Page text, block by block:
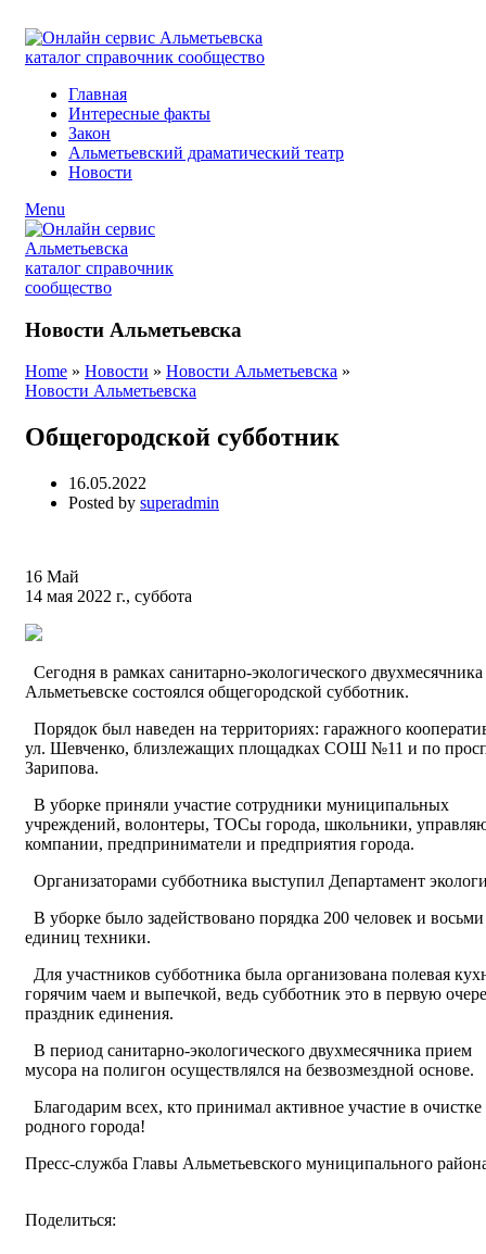
Главная
Интересные факты
Закон
Альметьевский драматический театр
Новости
Menu
Новости Альметьевска
Home » Новости » Новости Альметьевска »
Новости Альметьевска
Общегородской субботник
16.05.2022
Posted by superadmin
16 Май
14 мая 2022 г., суббота
Сегодня в рамках санитарно-экологического двухмесячника
Альметьевске состоялся общегородской субботник.
Порядок был наведен на территориях: гаражного
ул. Шевченко, близлежащих площадках СОШ №11 и по
Зарипова.
В уборке приняли участие сотрудники муниципальных
учреждений, волонтеры, ТОСы города, школьники,
компании, предприниматели и предприятия города.
Организаторами субботника выступил Департамент
В уборке было задействовано порядка 200 человек и восьми
единиц техники.
Для участников субботника была организована полевая
горячим чаем и выпечкой, ведь субботник это в первую
праздник единения.
В период санитарно-экологического двухмесячника прием
мусора на полигон осуществлялся на безвозмездной основе.
Благодарим всех, кто принимал активное участие в очистке
родного города!
Пресс-служба Главы Альметьевского муниципального
Поделиться: